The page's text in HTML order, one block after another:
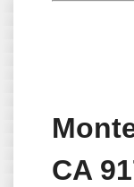
CA